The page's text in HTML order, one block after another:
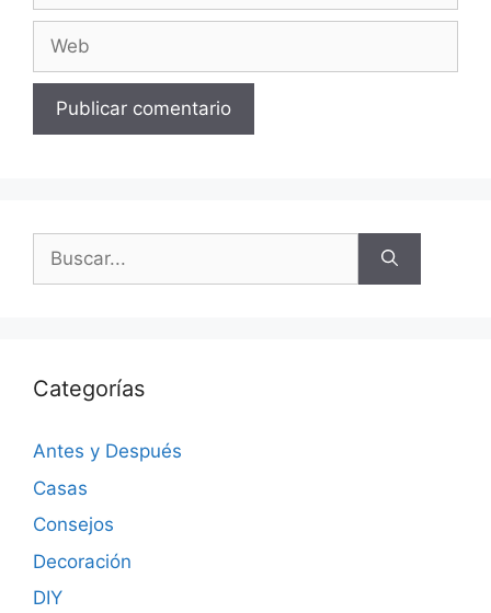
Categorías
Antes y Después
Casas
Consejos
Decoración
DIY